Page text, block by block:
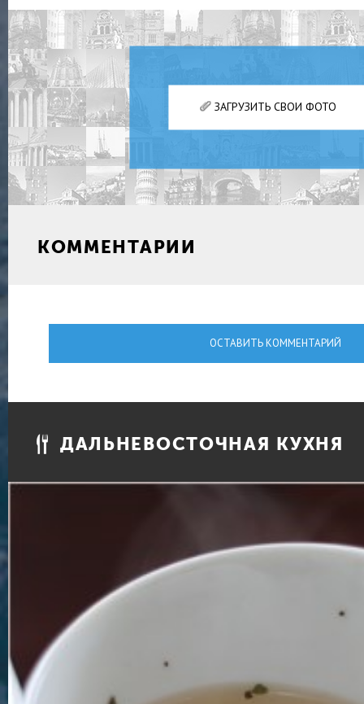
ЗАГРУЗИТЬ СВОИ ФОТО
КОММЕНТАРИИ
ОСТАВИТЬ КОММЕНТАРИЙ
ДАЛЬНЕВОСТОЧНАЯ КУХНЯ